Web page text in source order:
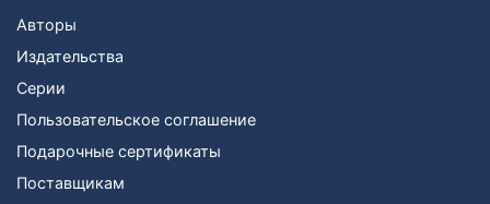
Авторы
Издательства
Серии
Пользовательское соглашение
Подарочные сертификаты
Поставщикам